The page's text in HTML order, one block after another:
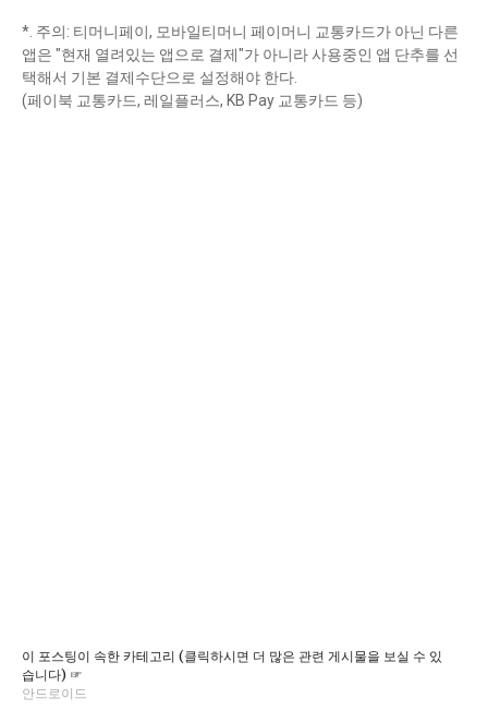
*. 주의: 티머니페이, 모바일티머니 페이머니 교통카드가 아닌 다른
앱은 "현재 열려있는 앱으로 결제"가 아니라 사용중인 앱 단추를 선
택해서 기본 결제수단으로 설정해야 한다.
(페이북 교통카드, 레일플러스, KB Pay 교통카드 등)
이 포스팅이 속한 카테고리 (클릭하시면 더 많은 관련 게시물을 보실 수 있
습니다) ☞
안드로이드